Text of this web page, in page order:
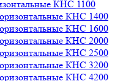
КНС 1100
КНС 1400
КНС 1600
КНС 2000
КНС 2500
КНС 3200
КНС 4200